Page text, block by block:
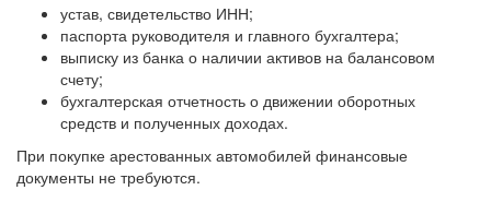
устав, свидетельство ИНН;
паспорта руководителя и главного бухгалтера;
выписку из банка о наличии активов на балансовом
счету;
бухгалтерская отчетность о движении оборотных
средств и полученных доходах.
При покупке арестованных автомобилей финансовые
документы не требуются.